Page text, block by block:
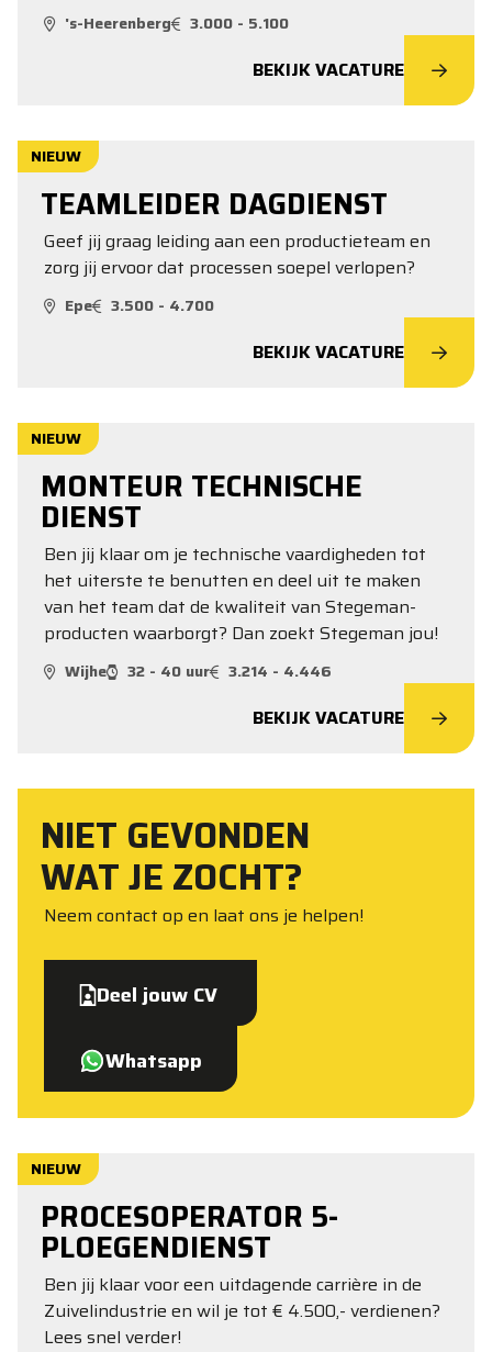
's-Heerenberg 3.000 - 5.100
BEKIJK VACATURE
NIEUW
TEAMLEIDER DAGDIENST
Geef jij graag leiding aan een productieteam en
zorg jij ervoor dat processen soepel verlopen?
Epe 3.500 - 4.700
BEKIJK VACATURE
NIEUW
MONTEUR TECHNISCHE
DIENST
Ben jij klaar om je technische vaardigheden tot
het uiterste te benutten en deel uit te maken
van het team dat de kwaliteit van Stegeman-
producten waarborgt? Dan zoekt Stegeman jou!
Wijhe 32 - 40 uur 3.214 - 4.446
BEKIJK VACATURE
NIET GEVONDEN
WAT JE ZOCHT?
Neem contact op en laat ons je helpen!
Deel jouw CV
Whatsapp
NIEUW
PROCESOPERATOR 5-
PLOEGENDIENST
Ben jij klaar voor een uitdagende carrière in de
Zuivelindustrie en wil je tot € 4.500,- verdienen?
Lees snel verder!